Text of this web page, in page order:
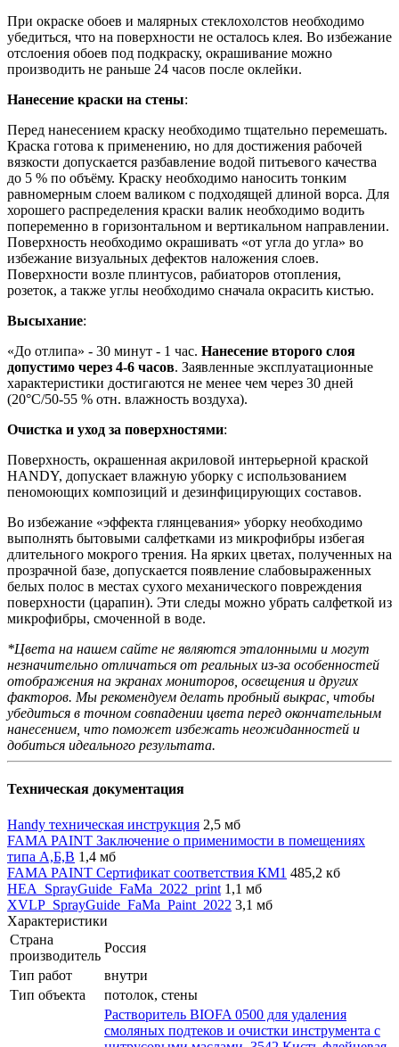
При окраске обоев и малярных стеклохолстов необходимо
убедиться, что на поверхности не осталось клея. Во избежание
отслоения обоев под подкраску, окрашивание можно
производить не раньше 24 часов после оклейки.
Нанесение краски на стены:
Перед нанесением краску необходимо тщательно перемешать.
Краска готова к применению, но для достижения рабочей
вязкости допускается разбавление водой питьевого качества
до 5 % по объёму. Краску необходимо наносить тонким
равномерным слоем валиком с подходящей длиной ворса. Для
хорошего распределения краски валик необходимо водить
попеременно в горизонтальном и вертикальном направлении.
Поверхность необходимо окрашивать «от угла до угла» во
избежание визуальных дефектов наложения слоев.
Поверхности возле плинтусов, рабиаторов отопления,
розеток, а также углы необходимо сначала окрасить кистью.
Высыхание:
«До отлипа» - 30 минут - 1 час. Нанесение второго слоя
допустимо через 4-6 часов. Заявленные эксплуатационные
характеристики достигаются не менее чем через 30 дней
(20°C/50-55 % отн. влажность воздуха).
Очистка и уход за поверхностями:
Поверхность, окрашенная акриловой интерьерной краской
HANDY, допускает влажную уборку с использованием
пеномоющих композиций и дезинфицирующих составов.
Во избежание «эффекта глянцевания» уборку необходимо
выполнять бытовыми салфетками из микрофибры избегая
длительного мокрого трения. На ярких цветах, полученных на
прозрачной базе, допускается появление слабовыраженных
белых полос в местах сухого механического повреждения
поверхности (царапин). Эти следы можно убрать салфеткой из
микрофибры, смоченной в воде.
*Цвета на нашем сайте не являются эталонными и могут
незначительно отличаться от реальных из-за особенностей
отображения на экранах мониторов, освещения и других
факторов. Мы рекомендуем делать пробный выкрас, чтобы
убедиться в точном совпадении цвета перед окончательным
нанесением, что поможет избежать неожиданностей и
добиться идеального результата.
Техническая документация
Handy техническая инструкция 2,5 мб
FAMA PAINT Заключение о применимости в помещениях
типа А,Б,В 1,4 мб
FAMA PAINT Сертификат соответствия КМ1 485,2 кб
HEA_SprayGuide_FaMa_2022_print 1,1 мб
XVLP_SprayGuide_FaMa_Paint_2022 3,1 мб
Характеристики
Страна
производитель
Россия
Тип работ
внутри
Тип объекта
потолок, стены
Растворитель BIOFA 0500 для удаления
смоляных подтеков и очистки инструмента с